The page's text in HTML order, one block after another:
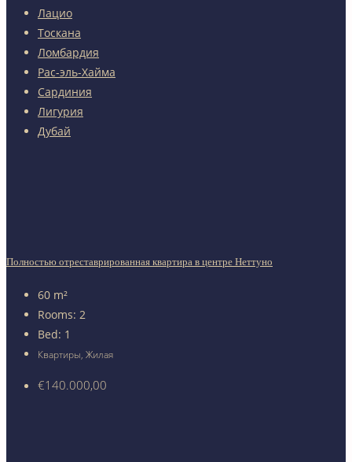
Лацио
Тоскана
Ломбардия
Рас-эль-Хайма
Сардиния
Лигурия
Дубай
Полностью отреставрированная квартира в центре Неттуно
60 m²
Rooms: 2
Bed: 1
Квартиры, Жилая
€140.000,00